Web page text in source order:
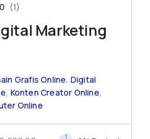
(1)
Marketing
Grafis Online, Digital
, Konten Creator Online,
Online